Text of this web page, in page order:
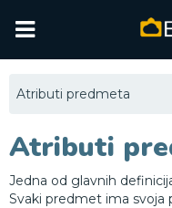
Atributi predmeta
Atributi
Jedna od glavnih
Svaki predmet ima svoja